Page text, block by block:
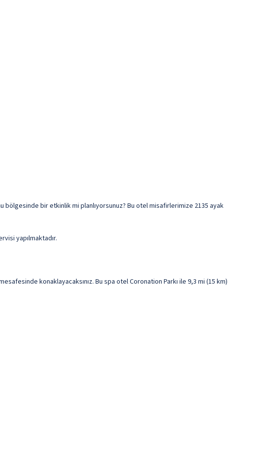
bir etkinlik mi planlıyorsunuz? Bu otel misafirlerimize 2135 ayak
yapılmaktadır.
konaklayacaksınız. Bu spa otel Coronation Parkı ile 9,3 mi (15 km)